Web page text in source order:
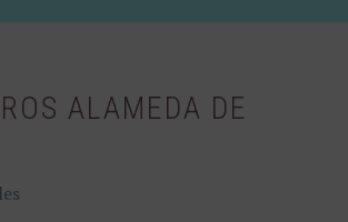
ALAMEDA DE